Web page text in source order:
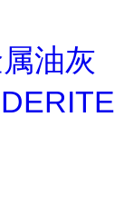
油灰